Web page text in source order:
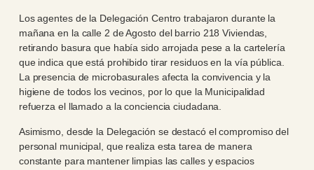
Los agentes de la Delegación Centro trabajaron durante la
mañana en la calle 2 de Agosto del barrio 218 Viviendas,
retirando basura que había sido arrojada pese a la cartelería
que indica que está prohibido tirar residuos en la vía pública.
La presencia de microbasurales afecta la convivencia y la
higiene de todos los vecinos, por lo que la Municipalidad
refuerza el llamado a la conciencia ciudadana.
Asimismo, desde la Delegación se destacó el compromiso del
personal municipal, que realiza esta tarea de manera
constante para mantener limpias las calles y espacios